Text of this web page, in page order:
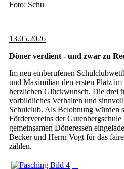
Foto: Schu
13.05.2026
Döner verdient - und zwar zu
Im neu einberufenen
und Maximilian den ersten Platz
herzlichen Glückwunsch. Die drei
vorbildliches Verhalten und
Schulclub. Als Belohnung würden
Fördervereins der
gemeinsamen Döneressen
Becker und Herrn Vogt für das
zählen.